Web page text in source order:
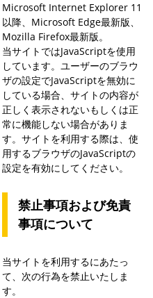
Microsoft Internet Explorer 11
以降、Microsoft Edge最新版、
Mozilla Firefox最新版。
当サイトではJavaScriptを使用
しています。ユーザーのブラウ
ザの設定でJavaScriptを無効に
している場合、サイトの内容が
正しく表示されないもしくは正
常に機能しない場合がありま
す。サイトを利用する際は、使
用するブラウザのJavaScriptの
設定を有効にしてください。
禁止事項および免責
事項について
当サイトを利用するにあたっ
て、次の行為を禁止いたしま
す。